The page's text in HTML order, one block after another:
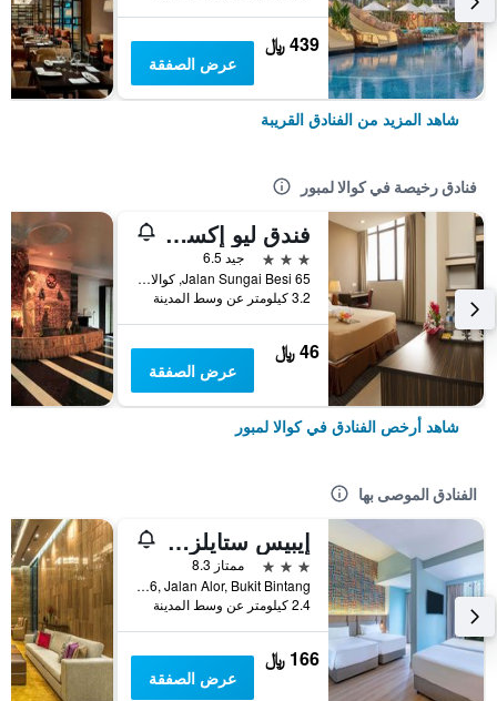
439 ﷼
عرض الصفقة
شاهد المزيد من الفنادق القريبة
فنادق رخيصة في كوالا لمبور
فندق ليو إكسبرس
3 نجوم
جيد 6.5
65 Jalan Sungai Besi, كوالا لمبور, ماليزيا
3.2 كيلومتر عن وسط المدينة
46 ﷼
عرض الصفقة
شاهد أرخص الفنادق في كوالا لمبور
الفنادق الموصى بها
إيبيس ستايلز كوالا لمبور بوكيت بينتانج
3 نجوم
ممتاز 8.3
No.16, Jalan Alor, Bukit Bintang, كوالا لمبور, ماليزيا
2.4 كيلومتر عن وسط المدينة
166 ﷼
عرض الصفقة